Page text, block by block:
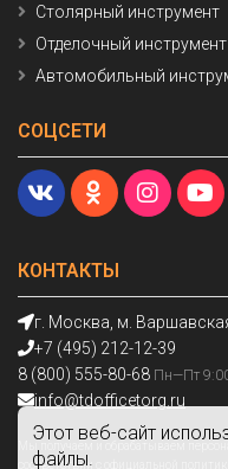
Этот веб-сайт
файлы.
КОНТАКТЫ
г. Москва, м.
+7 (495) 212-12-39
8 (800) 555-80-68 Пн—Пт
info@tdofficetorg.ru
Мы получаем и обрабатываем
соответствии с
Столярный инструмент
Отделочный инструмент
Автомобильный
СОЦСЕТИ